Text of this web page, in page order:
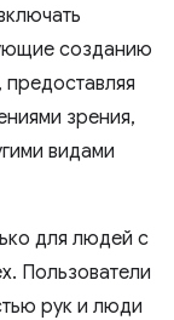
созданию
зрения,
видами
для людей с
Пользователи
рук и люди